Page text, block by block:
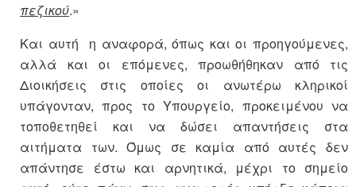
πεζικού.»
Και αυτή η αναφορά, όπως και οι προηγούμενες,
αλλά και οι επόμενες, προωθήθηκαν από τις
Διοικήσεις στις οποίες οι ανωτέρω κληρικοί
υπάγονταν, προς το Υπουργείο, προκειμένου να
τοποθετηθεί και να δώσει απαντήσεις στα
αιτήματα των. Όμως σε καμία από αυτές δεν
απάντησε έστω και αρνητικά, μέχρι το σημείο